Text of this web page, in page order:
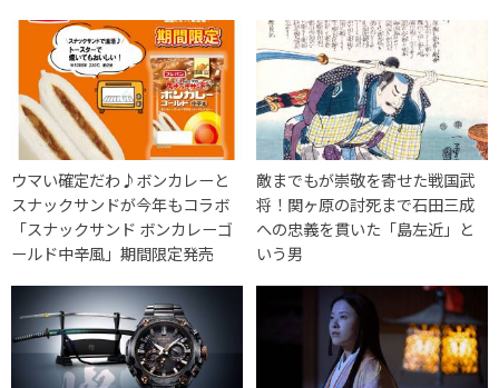
ウマい確定だわ♪ボンカレーと
スナックサンドが今年もコラボ
「スナックサンド ボンカレーゴ
ールド中辛風」期間限定発売
敵までもが崇敬を寄せた戦国武
将！関ヶ原の討死まで石田三成
への忠義を貫いた「島左近」と
いう男